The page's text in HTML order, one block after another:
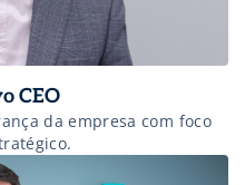
CEO
da empresa com foco